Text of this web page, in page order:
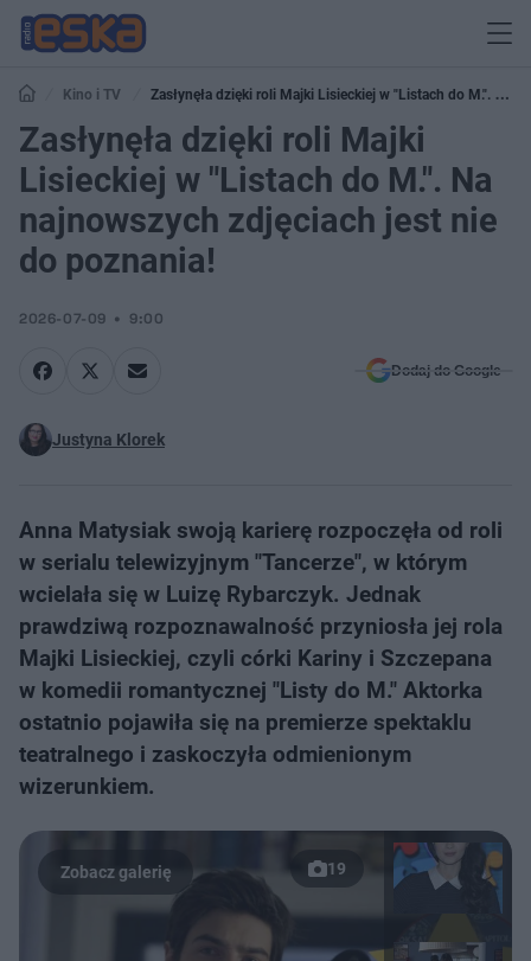
Kino i TV
Zasłynęła dzięki roli Majki Lisieckiej w "Listach do M.". Na
najnowszych zdjęciach jest nie do poznania!
Zasłynęła dzięki roli Majki
Lisieckiej w "Listach do M.". Na
najnowszych zdjęciach jest nie
do poznania!
2026-07-09 9:00
Dodaj do Google
Justyna Klorek
Anna Matysiak swoją karierę rozpoczęła od roli
w serialu telewizyjnym "Tancerze", w którym
wcielała się w Luizę Rybarczyk. Jednak
prawdziwą rozpoznawalność przyniosła jej rola
Majki Lisieckiej, czyli córki Kariny i Szczepana
w komedii romantycznej "Listy do M." Aktorka
ostatnio pojawiła się na premierze spektaklu
teatralnego i zaskoczyła odmienionym
wizerunkiem.
19